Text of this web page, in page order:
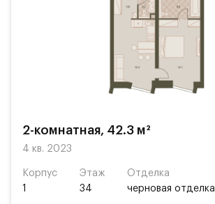
2-комнатная, 42.3 м²
4 кв. 2023
Корпус
1
Этаж
34
Отделка
черновая отделка